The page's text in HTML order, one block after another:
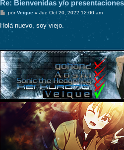
Re: Bienvenidas y/o presentaciones
M
n
s
a
porVeigue» Jue Oct 20, 2022 12:00 am
Hola nuevo, soy viejo.